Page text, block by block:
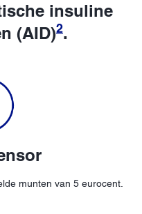
insuline
(AID)2.
munten van 5 eurocent.